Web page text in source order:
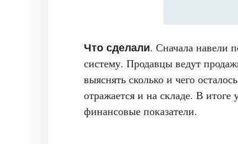
Что сделали. Сначала навели
систему. Продавцы ведут
выяснять сколько и чего
отражается и на складе. В итоге
финансовые показатели.